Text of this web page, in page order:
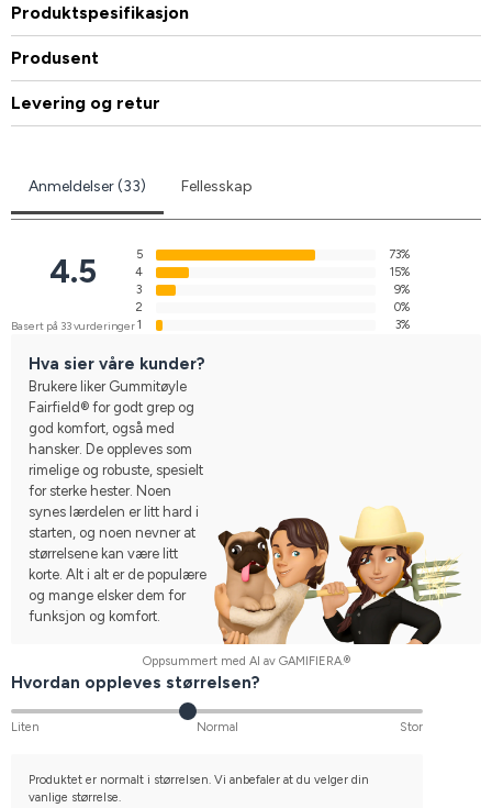
Produktspesifikasjon
Produsent
Levering og retur
Anmeldelser (33) Fellesskap
4.5
Basert på 33 vurderinger
5
73%
4
15%
3
9%
2
0%
1
3%
Hva sier våre kunder?
Brukere liker Gummitøyle
Fairfield® for godt grep og
god komfort, også med
hansker. De oppleves som
rimelige og robuste, spesielt
for sterke hester. Noen
synes lærdelen er litt hard i
starten, og noen nevner at
størrelsene kan være litt
korte. Alt i alt er de populære
og mange elsker dem for
funksjon og komfort.
Oppsummert med AI av GAMIFIERA.®
Hvordan oppleves størrelsen?
Liten Normal Stor
Produktet er normalt i størrelsen. Vi anbefaler at du velger din
vanlige størrelse.